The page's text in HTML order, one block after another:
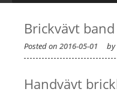
Brickvävt
Posted on 2016-05-01 by
Handvävt